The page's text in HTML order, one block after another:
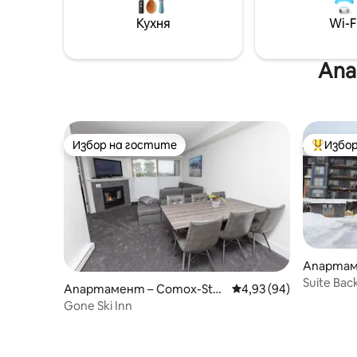
минути
на
това в
Кухня Wi-
Избор на гостите
Избор на гостите
Апартамент – Comox-Stra
thcona C
Средна оценка: 4,93
4,93 (94)
Gone Ski Inn
Най-
ton
Suite